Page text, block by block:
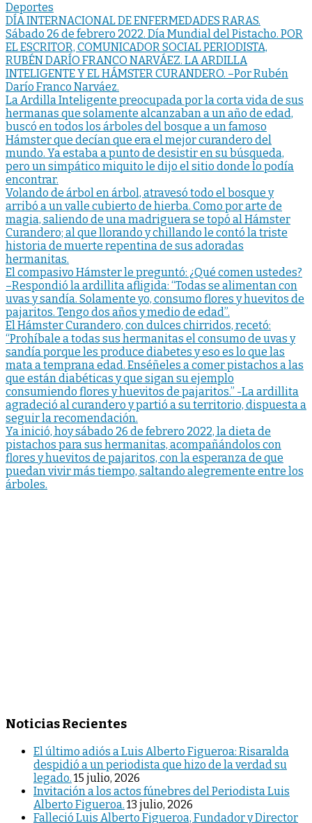
Deportes
Navegación
de
entradas
DÍA INTERNACIONAL DE ENFERMEDADES RARAS.
Sábado 26 de febrero 2022. Día Mundial del Pistacho. POR
EL ESCRITOR, COMUNICADOR SOCIAL PERIODISTA,
RUBÉN DARÍO FRANCO NARVÁEZ. LA ARDILLA
INTELIGENTE Y EL HÁMSTER CURANDERO. –Por Rubén
Darío Franco Narváez.
La Ardilla Inteligente preocupada por la corta vida de sus
hermanas que solamente alcanzaban a un año de edad,
buscó en todos los árboles del bosque a un famoso
Hámster que decían que era el mejor curandero del
mundo. Ya estaba a punto de desistir en su búsqueda,
pero un simpático miquito le dijo el sitio donde lo podía
encontrar.
Volando de árbol en árbol, atravesó todo el bosque y
arribó a un valle cubierto de hierba. Como por arte de
magia, saliendo de una madriguera se topó al Hámster
Curandero; al que llorando y chillando le contó la triste
historia de muerte repentina de sus adoradas
hermanitas.
El compasivo Hámster le preguntó: ¿Qué comen ustedes?
–Respondió la ardillita afligida: “Todas se alimentan con
uvas y sandía. Solamente yo, consumo flores y huevitos de
pajaritos. Tengo dos años y medio de edad”.
El Hámster Curandero, con dulces chirridos, recetó:
“Prohíbale a todas sus hermanitas el consumo de uvas y
sandía porque les produce diabetes y eso es lo que las
mata a temprana edad. Enséñeles a comer pistachos a las
que están diabéticas y que sigan su ejemplo
consumiendo flores y huevitos de pajaritos.” -La ardillita
agradeció al curandero y partió a su territorio, dispuesta a
seguir la recomendación.
Ya inició, hoy sábado 26 de febrero 2022, la dieta de
pistachos para sus hermanitas, acompañándolos con
flores y huevitos de pajaritos, con la esperanza de que
puedan vivir más tiempo, saltando alegremente entre los
árboles.
Noticias Recientes
El último adiós a Luis Alberto Figueroa: Risaralda
despidió a un periodista que hizo de la verdad su
legado. 15 julio, 2026
Invitación a los actos fúnebres del Periodista Luis
Alberto Figueroa. 13 julio, 2026
Falleció Luis Alberto Figueroa, Fundador y Director